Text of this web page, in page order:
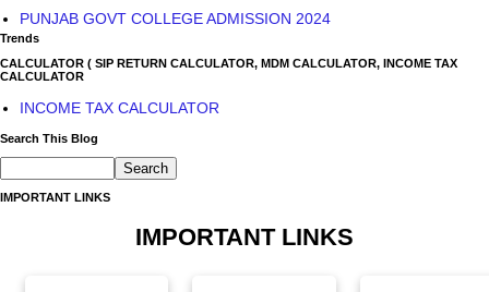
PUNJAB GOVT COLLEGE ADMISSION 2024
Trends
CALCULATOR ( SIP RETURN CALCULATOR, MDM CALCULATOR, INCOME TAX
CALCULATOR
INCOME TAX CALCULATOR
Search This Blog
IMPORTANT LINKS
IMPORTANT LINKS